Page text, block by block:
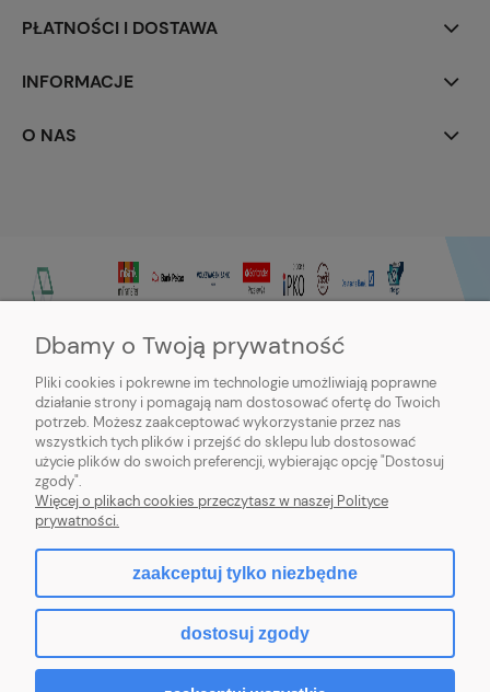
PŁATNOŚCI I DOSTAWA
INFORMACJE
O NAS
Sklep internetowy Purmo-online | ul. Dworcowa 20c, 89-600 Chojnice |
sklep@northbud.pl|600 688 174| NIP: 5611453503 | REGON: 093113714
Sklep internetowy Shoper.pl
Dbamy o Twoją prywatność
Pliki cookies i pokrewne im technologie umożliwiają poprawne
działanie strony i pomagają nam dostosować ofertę do Twoich
potrzeb. Możesz zaakceptować wykorzystanie przez nas
wszystkich tych plików i przejść do sklepu lub dostosować
użycie plików do swoich preferencji, wybierając opcję "Dostosuj
zgody".
Więcej o plikach cookies przeczytasz w naszej Polityce
prywatności.
zaakceptuj tylko niezbędne
dostosuj zgody